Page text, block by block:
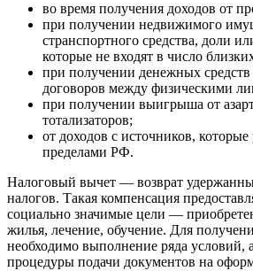
во время получения доходов от
при получении недвижимого
странспортного средства, доли
которые не входят в число
при получении денежных
договоров между физическими
при получении выигрыша от
тотализаторов;
от доходов с источников,
пределами РФ.
Налоговый вычет — возврат
налогов. Такая компенсация
социально значимые цели —
жилья, лечение, обучение. Для
необходимо выполнение ряда условий,
процедуры подачи документов на